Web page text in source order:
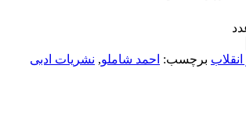
برچسب: احمد شاملو, نشریات ادبی